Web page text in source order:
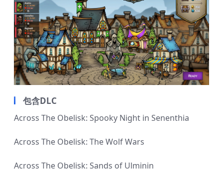
包含DLC
Across The Obelisk: Spooky Night in Senenthia
Across The Obelisk: The Wolf Wars
Across The Obelisk: Sands of Ulminin